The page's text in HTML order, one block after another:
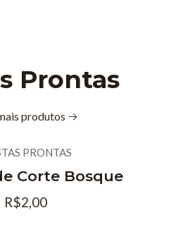
Prontas
produtos
PRONTAS
Corte Bosque
R$2,00